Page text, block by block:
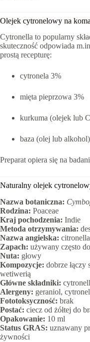
Olejek cytronelowy na
Cytronella to popularny
skuteczność odpowiada
prostą recepturę:
cytronela 3%
mięta pieprzowa 3%
kurkuma (olejek lub
baza (olej lub
Preparat opiera się na
Naturalny olejek
Nazwa botaniczna:
Rodzina: Poaceae
Kraj pochodzenia: Indie
Metoda otrzymywania:
Nazwa angielska: citronella
Zapach: używany często
Nuta: głowy
Kompozycje: dobrze
wetiwerią
Główne składniki:
Alergeny: geraniol,
Fototoksyczność: brak
Postać: ciecz od żółtej do
Opakowanie: 10 ml
Status GRAS: uznawany
żywności